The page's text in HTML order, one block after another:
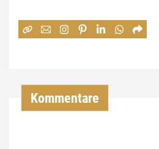
:
Kommentare